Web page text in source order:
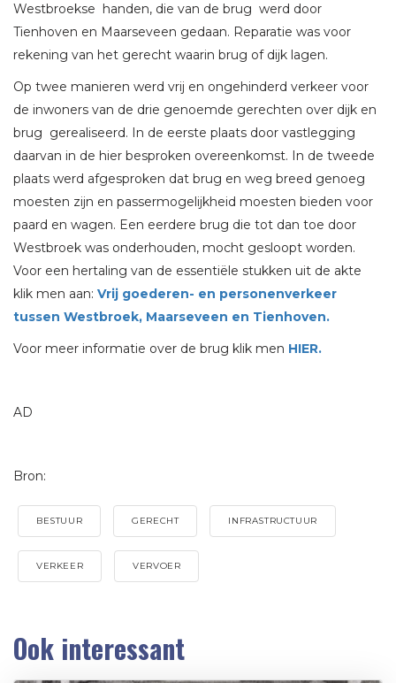
Westbroekse handen, die van de brug werd door
Tienhoven en Maarseveen gedaan. Reparatie was voor
rekening van het gerecht waarin brug of dijk lagen.
Op twee manieren werd vrij en ongehinderd verkeer voor
de inwoners van de drie genoemde gerechten over dijk en
brug gerealiseerd. In de eerste plaats door vastlegging
daarvan in de hier besproken overeenkomst. In de tweede
plaats werd afgesproken dat brug en weg breed genoeg
moesten zijn en passermogelijkheid moesten bieden voor
paard en wagen. Een eerdere brug die tot dan toe door
Westbroek was onderhouden, mocht gesloopt worden.
Voor een hertaling van de essentiële stukken uit de akte
klik men aan: Vrij goederen- en personenverkeer
tussen Westbroek, Maarseveen en Tienhoven.
Voor meer informatie over de brug klik men HIER.
AD
Bron:
BESTUUR GERECHT INFRASTRUCTUUR
VERKEER VERVOER
Ook interessant